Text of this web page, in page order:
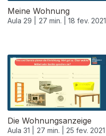
Meine Wohnung
Aula 29 | 27 min. | 18 fev. 2021
Die Wohnungsanzeige
Aula 31 | 27 min. | 25 fev. 2021